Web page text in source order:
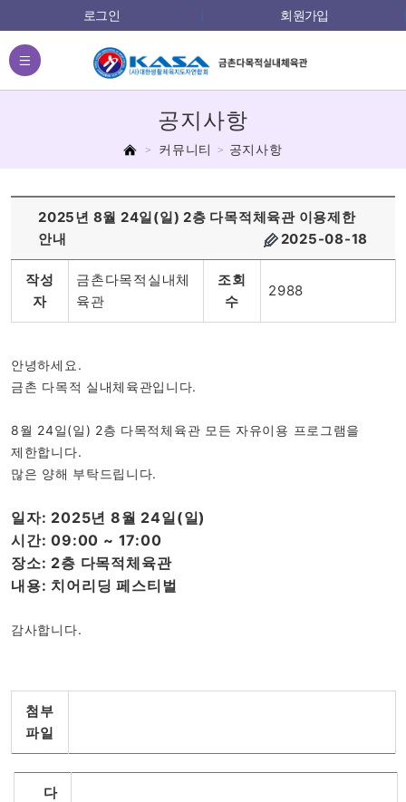
로그인 회원가입
전체메뉴
홈 커뮤니티 공지사항
공지사항
2025년 8월 24일(일) 2층 다목적체육관 이용제한
안내
2025-08-18
작성
자
금촌다목적실내체
육관
조회
수
2988
안녕하세요.
금촌 다목적 실내체육관입니다.
8월 24일(일) 2층 다목적체육관 모든 자유이용 프로그램을
제한합니다.
많은 양해 부탁드립니다.
일자: 2025년 8월 24일(일)
시간: 09:00 ~ 17:00
장소: 2층 다목적체육관
내용: 치어리딩 페스티벌
감사합니다.
첨부
파일
다